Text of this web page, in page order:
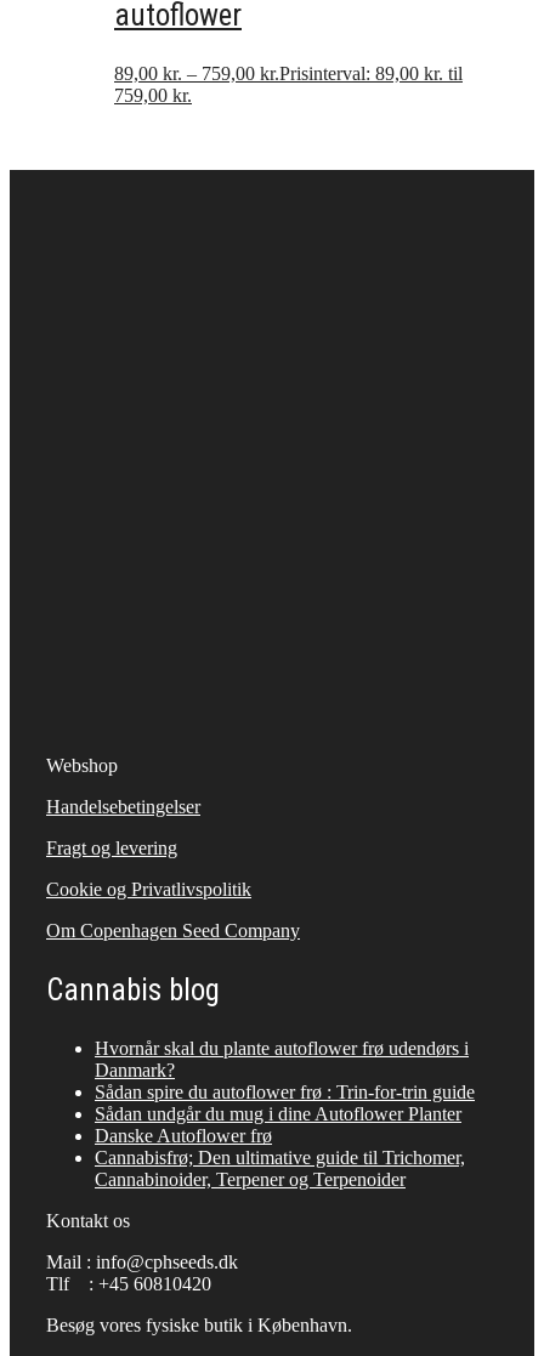
autoflower
89,00 kr. – 759,00 kr.Prisinterval: 89,00 kr. til
759,00 kr.
Webshop
Handelsebetingelser
Fragt og levering
Cookie og Privatlivspolitik
Om Copenhagen Seed Company
Cannabis blog
Hvornår skal du plante autoflower frø udendørs i
Danmark?
Sådan spire du autoflower frø : Trin-for-trin guide
Sådan undgår du mug i dine Autoflower Planter
Danske Autoflower frø
Cannabisfrø; Den ultimative guide til Trichomer,
Cannabinoider, Terpener og Terpenoider
Kontakt os
Mail : info@cphseeds.dk
Tlf : +45 60810420
Besøg vores fysiske butik i København.